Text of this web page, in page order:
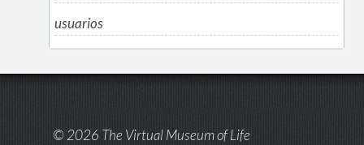
usuarios
© 2026 The Virtual Museum of Life